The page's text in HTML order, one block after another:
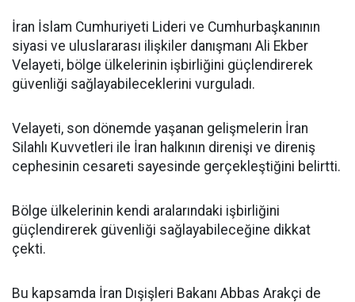
İran İslam Cumhuriyeti Lideri ve Cumhurbaşkanının
siyasi ve uluslararası ilişkiler danışmanı Ali Ekber
Velayeti, bölge ülkelerinin işbirliğini güçlendirerek
güvenliği sağlayabileceklerini vurguladı.
Velayeti, son dönemde yaşanan gelişmelerin İran
Silahlı Kuvvetleri ile İran halkının direnişi ve direniş
cephesinin cesareti sayesinde gerçekleştiğini belirtti.
Bölge ülkelerinin kendi aralarındaki işbirliğini
güçlendirerek güvenliği sağlayabileceğine dikkat
çekti.
Bu kapsamda İran Dışişleri Bakanı Abbas Arakçi de